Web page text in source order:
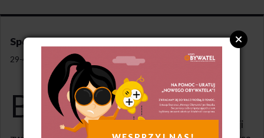
Spór zbiorowy w PKP Cargo
29-4-2022
B
rakiem porozumienia i spisaniem protokołu
rozbieżności zakończyła się ostatnia tura
rokowań między przedstawicielami organizacji